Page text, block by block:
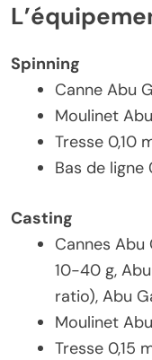
Spinning
Canne Abu
Moulinet
Tresse 0,10
Bas de
Casting
Cannes Abu
10-40 g,
ratio), Abu
Moulinet
Tresse 0,15